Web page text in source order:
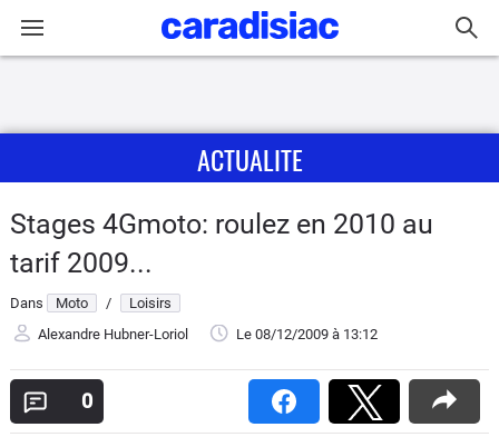
Actu
Essais
Equipement
Avis
ACTUALITE
Stages 4Gmoto: roulez en 2010 au
tarif 2009...
Dans Moto /
Loisirs
Alexandre Hubner-Loriol
Le 08/12/2009 à 13:12
0